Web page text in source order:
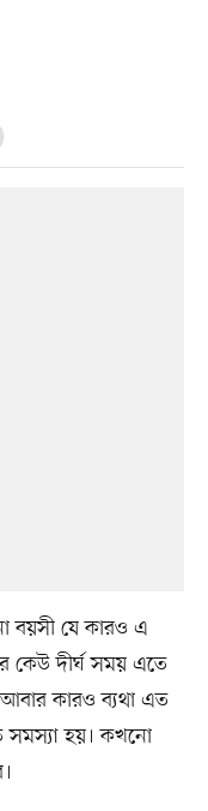
বয়সী যে কারও এ
কেউ দীর্ঘ সময় এতে
আবার কারও ব্যথা এত
সমস্যা হয়। কখনো